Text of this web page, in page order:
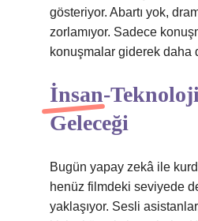
gösteriyor. Abartı yok,
zorlamıyor. Sadece
konuşmalar giderek daha
İnsan-
Geleceği
Bugün yapay zekâ ile
henüz filmdeki seviyede
yaklaşıyor. Sesli